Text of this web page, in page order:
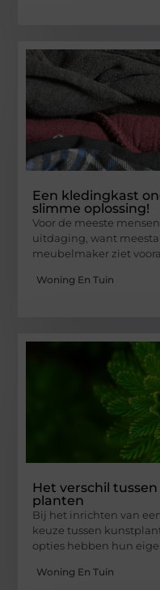
Een kledingkast
slimme oplossing!
Voor de meeste
uitdaging, want
meubelmaker ziet
Woning En Tuin
Het verschil
planten
Bij het inrichten van
keuze tussen
opties hebben hun
Woning En Tuin